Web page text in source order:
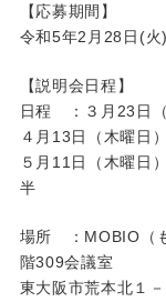
【応募期間】
令和5年2月28日(火
【説明会日程】
日程 ：３月23日（
４月13日（木曜日
５月11日（木曜日
半
場所 ：MOBIO（
階309会議室
東大阪市荒本北１